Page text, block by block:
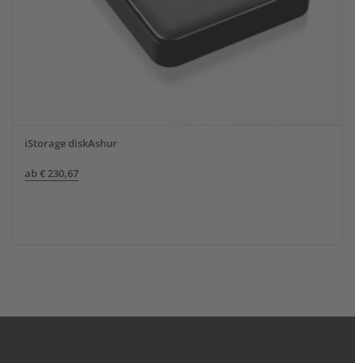
iStorage diskAshur
ab€230,67